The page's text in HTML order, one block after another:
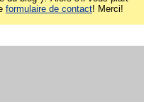
formulaire de contact! Merci!